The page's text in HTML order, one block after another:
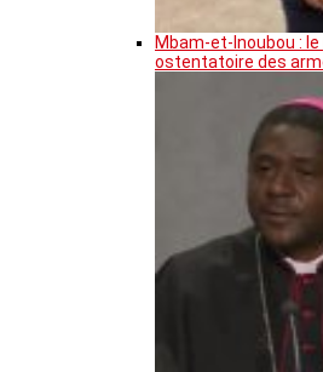
Mbam-et-Inoubou :
ostentatoire des